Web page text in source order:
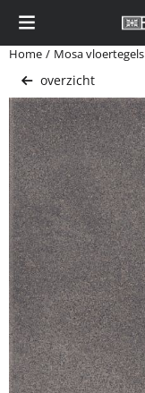
Home / Mosa vloertegels
overzicht